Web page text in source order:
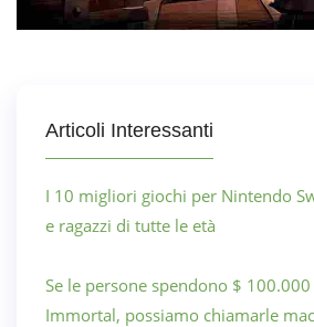
Articoli Interessanti
I 10 migliori giochi per Nintendo
e ragazzi di tutte le età
Se le persone spendono $
Immortal, possiamo chiamarle